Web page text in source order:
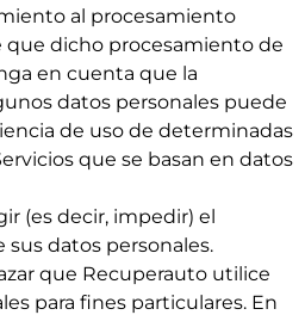
al procesamiento
que dicho procesamiento de
en cuenta que la
datos personales puede
de uso de determinadas
que se basan en datos
(es decir, impedir) el
datos personales.
que Recuperauto utilice
para fines particulares. En